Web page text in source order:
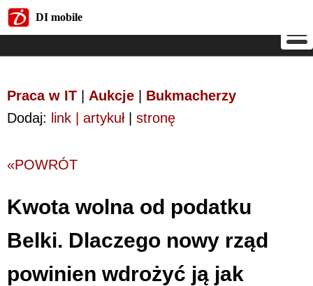
DI mobile
Praca w IT Aukcje
Bukmacherzy
Dodaj: link | artykuł| stronę
«POWRÓT
Kwota wolna od podatku
Belki. Dlaczego nowy rząd
powinien wdrożyć ją jak
DI mobile